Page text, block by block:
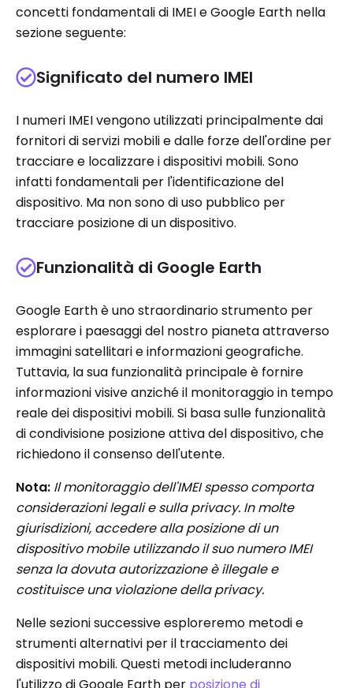
concetti fondamentali di IMEI e Google Earth nella
sezione seguente:
Significato del numero IMEI
I numeri IMEI vengono utilizzati principalmente dai
fornitori di servizi mobili e dalle forze dell'ordine per
tracciare e localizzare i dispositivi mobili. Sono
infatti fondamentali per l'identificazione del
dispositivo. Ma non sono di uso pubblico per
tracciare posizione di un dispositivo.
Funzionalità di Google Earth
Google Earth è uno straordinario strumento per
esplorare i paesaggi del nostro pianeta attraverso
immagini satellitari e informazioni geografiche.
Tuttavia, la sua funzionalità principale è fornire
informazioni visive anziché il monitoraggio in tempo
reale dei dispositivi mobili. Si basa sulle funzionalità
di condivisione posizione attiva del dispositivo, che
richiedono il consenso dell'utente.
Nota: Il monitoraggio dell'IMEI spesso comporta
considerazioni legali e sulla privacy. In molte
giurisdizioni, accedere alla posizione di un
dispositivo mobile utilizzando il suo numero IMEI
senza la dovuta autorizzazione è illegale e
costituisce una violazione della privacy.
Nelle sezioni successive esploreremo metodi e
strumenti alternativi per il tracciamento dei
dispositivi mobili. Questi metodi includeranno